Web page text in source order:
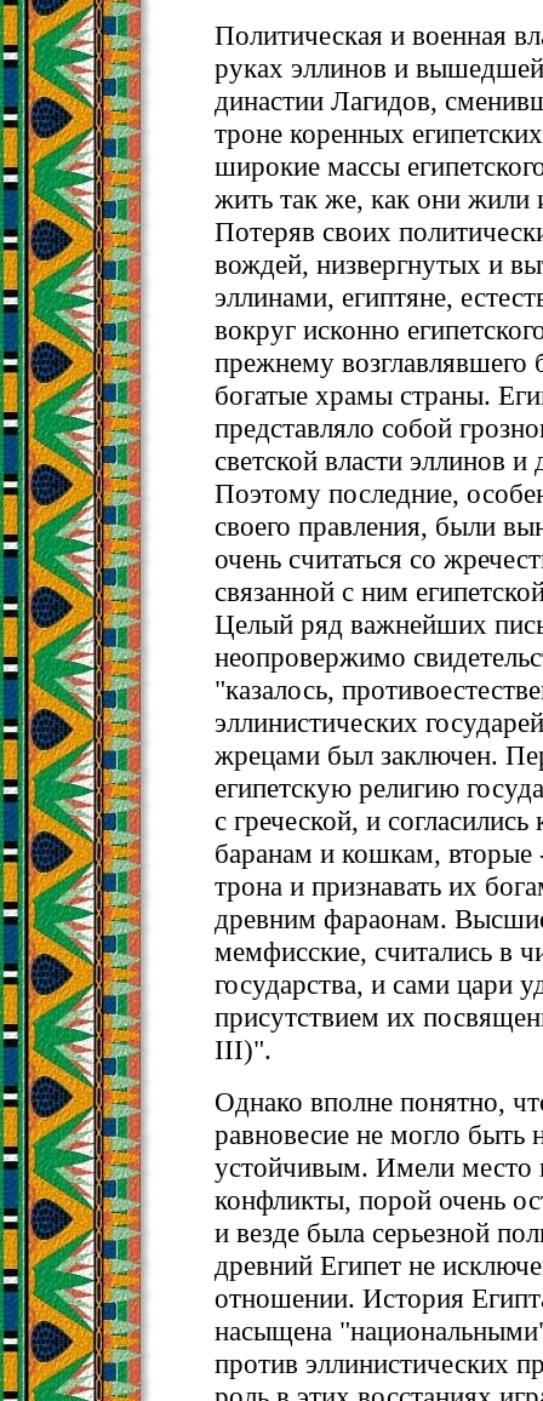
Политическая и военная
руках эллинов и
династии Лагидов,
троне коренных
широкие массы
жить так же, как они жили
Потеряв своих
вождей, низвергнутых и
эллинами, египтяне,
вокруг исконно
прежнему возглавлявшего
богатые храмы страны.
представляло собой
светской власти эллинов
Поэтому последние,
своего правления, были
очень считаться со
связанной с ним
Целый ряд важнейших
неопровержимо
"казалось,
эллинистических
жрецами был заключен.
египетскую религию
с греческой, и
баранам и кошкам,
трона и признавать их
древним фараонам.
мемфисские, считались в
государства, и сами цари
присутствием их
III)".
Однако вполне понятно,
равновесие не могло быть
устойчивым. Имели место
конфликты, порой очень
и везде была серьезной
древний Египет не
отношении. История
насыщена
против эллинистических